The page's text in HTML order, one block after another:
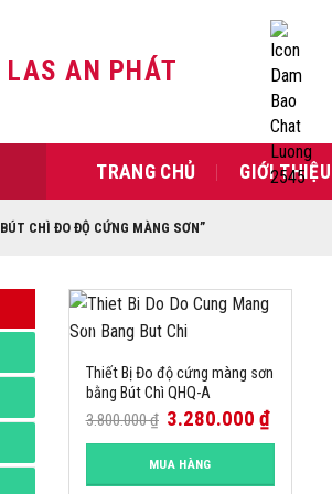
AN PHÁT
TRANG CHỦ GIỚI THIỆU
CHÌ ĐO ĐỘ CỨNG MÀNG SƠN”
-14%
Thiết Bị Đo độ cứng màng sơn
bằng Bút Chì QHQ-A
3.800.000₫ 3.280.000₫
MUA HÀNG